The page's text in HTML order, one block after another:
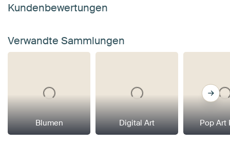
Kundenbewertungen
Verwandte Sammlungen
Blumen Digital Art Pop Art